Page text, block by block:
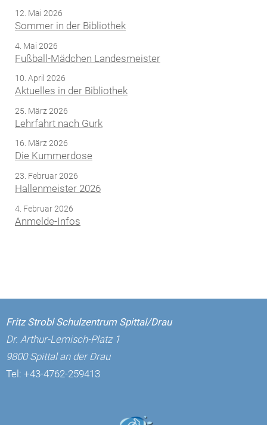
12. Mai 2026
Sommer in der Bibliothek
4. Mai 2026
Fußball-Mädchen Landesmeister
10. April 2026
Aktuelles in der Bibliothek
25. März 2026
Lehrfahrt nach Gurk
16. März 2026
Die Kummerdose
23. Februar 2026
Hallenmeister 2026
4. Februar 2026
Anmelde-Infos
Fritz Strobl Schulzentrum Spittal/Drau
Dr. Arthur-Lemisch-Platz 1
9800 Spittal an der Drau
Tel: +43-4762-259413